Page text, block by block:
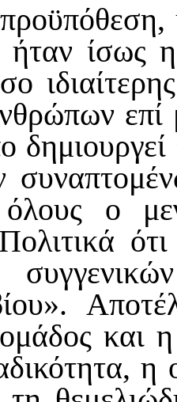
ήταν ίσως
επί
ο
και
η